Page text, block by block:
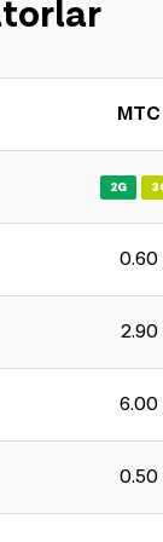
MTC
2G
0.60
2.90
6.00
0.50